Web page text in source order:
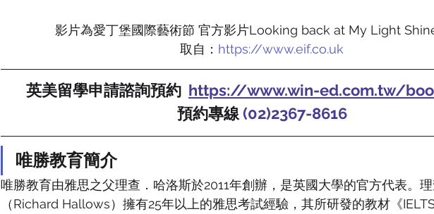
影片為愛丁堡國際藝術節 官方影片Looking back at My Light
取自： https://www.eif.co.uk
英美留學申請諮詢預約 https://www.win-ed.com.tw/
預約專線 (02)2367-8616
唯勝教育簡介
唯勝教育由雅思之父理查．哈洛斯於2011年創辦，是英國大學的官方代表。理
（Richard Hallows）擁有25年以上的雅思考試經驗，其所研發的教材《